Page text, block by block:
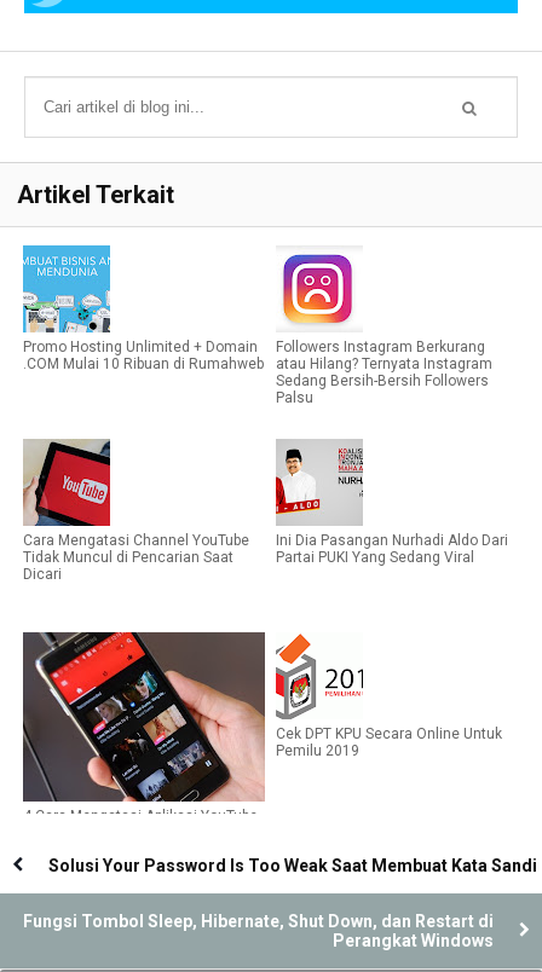
Artikel Terkait
Promo Hosting Unlimited + Domain
.COM Mulai 10 Ribuan di Rumahweb
Followers Instagram Berkurang
atau Hilang? Ternyata Instagram
Sedang Bersih-Bersih Followers
Palsu
Cara Mengatasi Channel YouTube
Tidak Muncul di Pencarian Saat
Dicari
Ini Dia Pasangan Nurhadi Aldo Dari
Partai PUKI Yang Sedang Viral
4 Cara Mengatasi Aplikasi YouTube
Cek DPT KPU Secara Online Untuk
Pemilu 2019
Solusi Your Password Is Too Weak Saat Membuat Kata Sandi
Fungsi Tombol Sleep, Hibernate, Shut Down, dan Restart di
Perangkat Windows